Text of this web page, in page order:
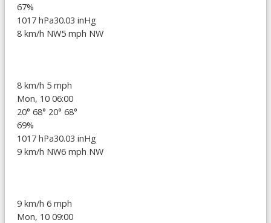
67%
1017 hPa30.03 inHg
8 km/h NW5 mph NW
8 km/h 5 mph
Mon, 10 06:00
20° 68° 20° 68°
69%
1017 hPa30.03 inHg
9 km/h NW6 mph NW
9 km/h 6 mph
Mon, 10 09:00